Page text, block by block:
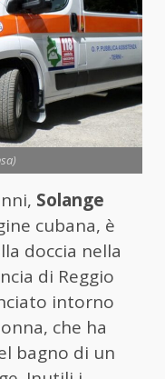
Solange
cubana, è
doccia nella
di Reggio
intorno
che ha
bagno di un